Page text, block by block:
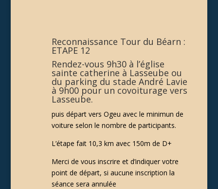
Reconnaissance Tour du Béarn :
ETAPE 12
Rendez-vous 9h30 à l’église
sainte catherine à Lasseube ou
du parking du stade André Lavie
à 9h00 pour un covoiturage vers
Lasseube.
puis départ vers Ogeu avec le minimun de
voiture selon le nombre de participants.
L’étape fait 10,3 km avec 150m de D+
Merci de vous inscrire et d’indiquer votre
point de départ, si aucune inscription la
séance sera annulée